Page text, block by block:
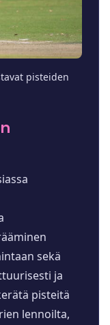
pisteiden
sekä
ja
pisteitä
lennoilta,